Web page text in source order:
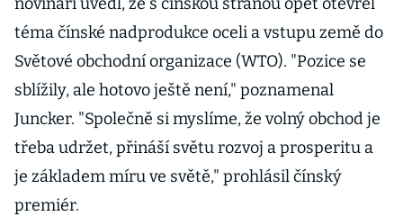
téma čínské nadprodukce oceli a vstupu země do
Světové obchodní organizace (WTO). "Pozice se
sblížily, ale hotovo ještě není," poznamenal
Juncker. "Společně si myslíme, že volný obchod je
třeba udržet, přináší světu rozvoj a prosperitu a
je základem míru ve světě," prohlásil čínský
premiér.